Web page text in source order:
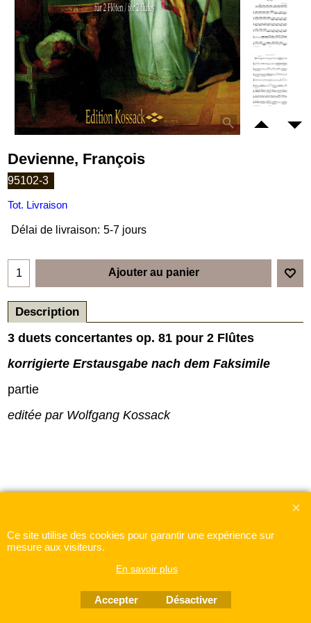
Devienne, François
95102-3
Tot. Livraison
Délai de livraison: 5-7 jours
Ajouter au panier
Description
3 duets concertantes op. 81 pour 2 Flûtes
korrigierte Erstausgabe nach dem Faksimile
partie
editée par Wolfgang Kossack
avec le logiciel
eCommerce ShopFactory
Ce site utilise des cookies pour garantir une expérience sur
mesure aux visiteurs.
En savoir plus
Accepter Désactiver